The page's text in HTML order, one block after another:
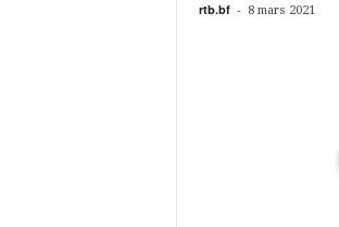
rtb.bf - 8 mars 2021